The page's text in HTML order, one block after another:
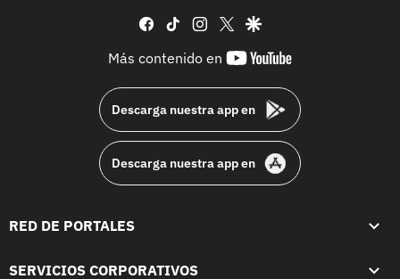
facebook
tiktok instagram
twittergoogle
Más contenido en
youtube-
Descarga nuestra app en
Descarga nuestra app en
RED DE PORTALES
SERVICIOS CORPORATIVOS